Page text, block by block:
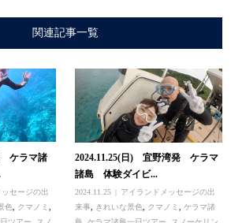
関連記事一覧
ケラマ諸
セージの出
色 クマノミ
2024.11.25(日) 宜野湾発 ケラマ
諸島 体験ダイビ...
2024.11.25
アイランドメッセージの出
来事
きれいな景色 クマノミ ,ケラマ諸